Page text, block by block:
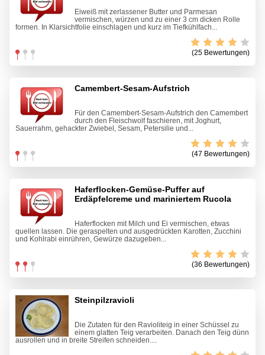
Eiweiß mit zerlassener Butter und Parmesan
vermischen, würzen und zu einer 3 cm dicken Rolle
formen. In Klarsichtfolie einschlagen und kurz im Tiefkühlfach...
(25 Bewertungen)
Camembert-Sesam-Aufstrich
Für den Camembert-Sesam-Aufstrich den Camembert
durch den Fleischwolf faschieren, mit Joghurt,
Sauerrahm, gehackter Zwiebel, Sesam, Petersilie und...
(47 Bewertungen)
Haferflocken-Gemüse-Puffer auf
Erdäpfelcreme und mariniertem Rucola
Haferflocken mit Milch und Ei vermischen, etwas
quellen lassen. Die geraspelten und ausgedrückten Karotten, Zucchini
und Kohlrabi einrühren, Gewürze dazugeben...
(36 Bewertungen)
Steinpilzravioli
Die Zutaten für den Ravioliteig in einer Schüssel zu
einem glatten Teig verarbeiten. Danach den Teig dünn
ausrollen und in breite Streifen schneiden....